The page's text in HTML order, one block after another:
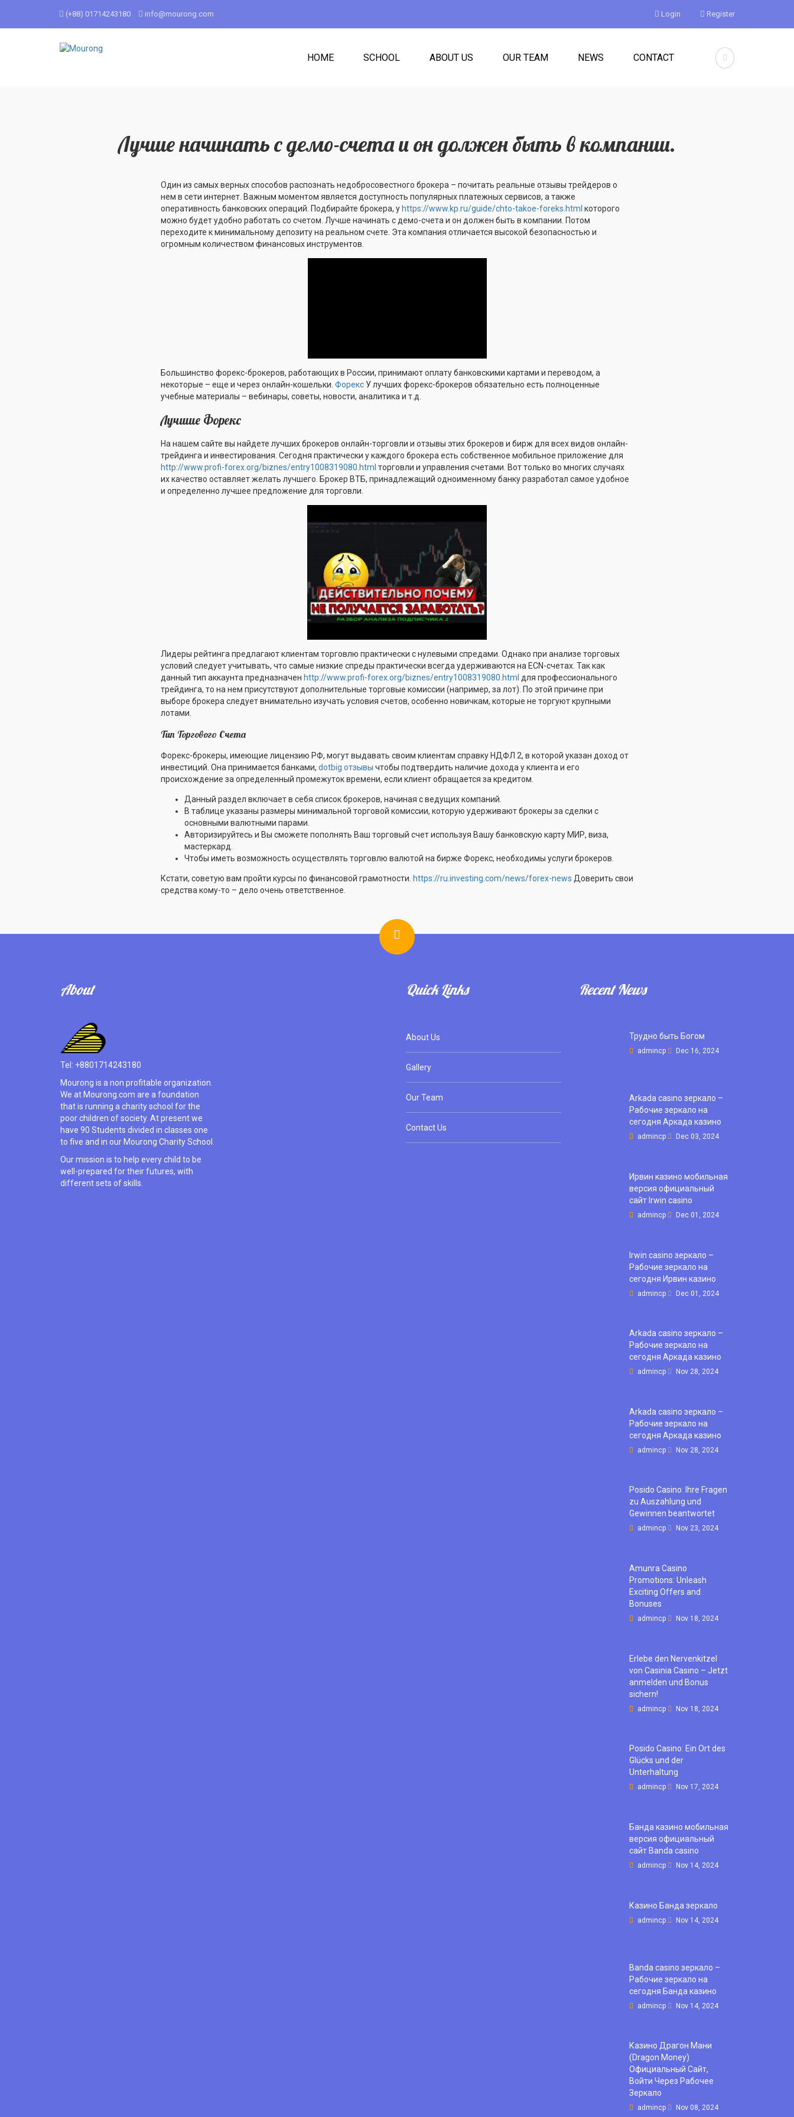
(+88) 01714243180 info@mourong.com Login Register
HOME SCHOOL ABOUT US OUR TEAM NEWS CONTACT
Лучше начинать с демо-счета и он должен быть в компании.
Один из самых верных способов распознать недобросовестного брокера – почитать реальные отзывы трейдеров о
нем в сети интернет. Важным моментом является доступность популярных платежных сервисов, а также
оперативность банковских операций. Подбирайте брокера, у https://www.kp.ru/guide/chto-takoe-foreks.html которого
можно будет удобно работать со счетом. Лучше начинать с демо-счета и он должен быть в компании. Потом
переходите к минимальному депозиту на реальном счете. Эта компания отличается высокой безопасностью и
огромным количеством финансовых инструментов.
Большинство форекс-брокеров, работающих в России, принимают оплату банковскими картами и переводом, а
некоторые – еще и через онлайн-кошельки. Форекс У лучших форекс-брокеров обязательно есть полноценные
учебные материалы – вебинары, советы, новости, аналитика и т.д.
Лучшие Форекс
На нашем сайте вы найдете лучших брокеров онлайн-торговли и отзывы этих брокеров и бирж для всех видов онлайн-
трейдинга и инвестирования. Сегодня практически у каждого брокера есть собственное мобильное приложение для
http://www.profi-forex.org/biznes/entry1008319080.html торговли и управления счетами. Вот только во многих случаях
их качество оставляет желать лучшего. Брокер ВТБ, принадлежащий одноименному банку разработал самое удобное
и определенно лучшее предложение для торговли.
Лидеры рейтинга предлагают клиентам торговлю практически с нулевыми спредами. Однако при анализе торговых
условий следует учитывать, что самые низкие спреды практически всегда удерживаются на ECN-счетах. Так как
данный тип аккаунта предназначен http://www.profi-forex.org/biznes/entry1008319080.html для профессионального
трейдинга, то на нем присутствуют дополнительные торговые комиссии (например, за лот). По этой причине при
выборе брокера следует внимательно изучать условия счетов, особенно новичкам, которые не торгуют крупными
лотами.
Тип Торгового Счета
Форекс-брокеры, имеющие лицензию РФ, могут выдавать своим клиентам справку НДФЛ 2, в которой указан доход от
инвестиций. Она принимается банками, dotbig отзывы чтобы подтвердить наличие дохода у клиента и его
происхождение за определенный промежуток времени, если клиент обращается за кредитом.
Данный раздел включает в себя список брокеров, начиная с ведущих компаний.
В таблице указаны размеры минимальной торговой комиссии, которую удерживают брокеры за сделки с
основными валютными парами.
Авторизируйтесь и Вы сможете пополнять Ваш торговый счет используя Вашу банковскую карту МИР, виза,
мастеркард.
Чтобы иметь возможность осуществлять торговлю валютой на бирже Форекс, необходимы услуги брокеров.
Кстати, советую вам пройти курсы по финансовой грамотности. https://ru.investing.com/news/forex-news Доверить свои
средства кому-то – дело очень ответственное.
About
Tel: +8801714243180
Mourong is a non profitable organization.
We at Mourong.com are a foundation
that is running a charity school for the
poor children of society. At present we
have 90 Students divided in classes one
to five and in our Mourong Charity School.
Our mission is to help every child to be
well-prepared for their futures, with
different sets of skills.
Quick Links
About Us
Gallery
Our Team
Contact Us
Recent News
Трудно быть Богом
admincp Dec 16, 2024
Arkada casino зеркало –
Рабочие зеркало на
сегодня Аркада казино
admincp Dec 03, 2024
Ирвин казино мобильная
версия официальный
сайт Irwin casino
admincp Dec 01, 2024
Irwin casino зеркало –
Рабочие зеркало на
сегодня Ирвин казино
admincp Dec 01, 2024
Arkada casino зеркало –
Рабочие зеркало на
сегодня Аркада казино
admincp Nov 28, 2024
Arkada casino зеркало –
Рабочие зеркало на
сегодня Аркада казино
admincp Nov 28, 2024
Posido Casino: Ihre Fragen
zu Auszahlung und
Gewinnen beantwortet
admincp Nov 23, 2024
Amunra Casino
Promotions: Unleash
Exciting Offers and
Bonuses
admincp Nov 18, 2024
Erlebe den Nervenkitzel
von Casinia Casino – Jetzt
anmelden und Bonus
sichern!
admincp Nov 18, 2024
Posido Casino: Ein Ort des
Glücks und der
Unterhaltung
admincp Nov 17, 2024
Банда казино мобильная
версия официальный
сайт Banda casino
admincp Nov 14, 2024
Казино Банда зеркало
admincp Nov 14, 2024
Banda casino зеркало –
Рабочие зеркало на
сегодня Банда казино
admincp Nov 14, 2024
Казино Драгон Мани
(Dragon Money)
Официальный Сайт,
Войти Через Рабочее
Зеркало
admincp Nov 08, 2024